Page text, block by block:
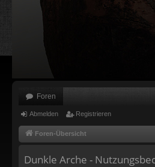
Foren
Abmelden Registrieren
Foren-Übersicht
Dunkle Arche -